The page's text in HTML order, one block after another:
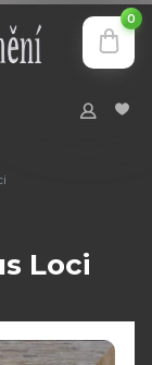
0
Loci